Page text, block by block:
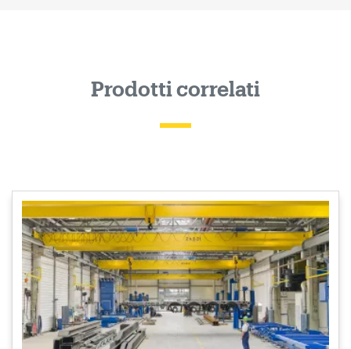
Prodotti correlati